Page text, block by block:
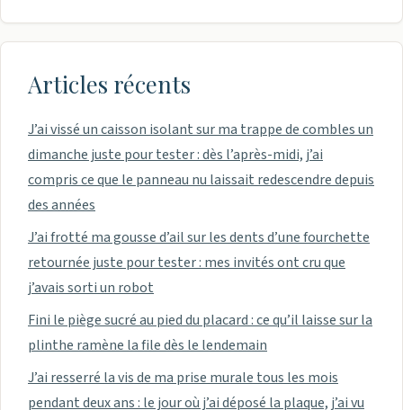
Articles récents
J’ai vissé un caisson isolant sur ma trappe de combles un
dimanche juste pour tester : dès l’après-midi, j’ai
compris ce que le panneau nu laissait redescendre depuis
des années
J’ai frotté ma gousse d’ail sur les dents d’une fourchette
retournée juste pour tester : mes invités ont cru que
j’avais sorti un robot
Fini le piège sucré au pied du placard : ce qu’il laisse sur la
plinthe ramène la file dès le lendemain
J’ai resserré la vis de ma prise murale tous les mois
pendant deux ans : le jour où j’ai déposé la plaque, j’ai vu